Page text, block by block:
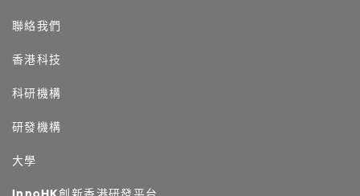
聯絡我們
香港科技
科研機構
研發機構
大學